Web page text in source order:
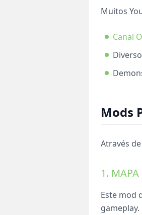
Muitos
Canal
Mods
Através
1.
Este mod
gameplay.